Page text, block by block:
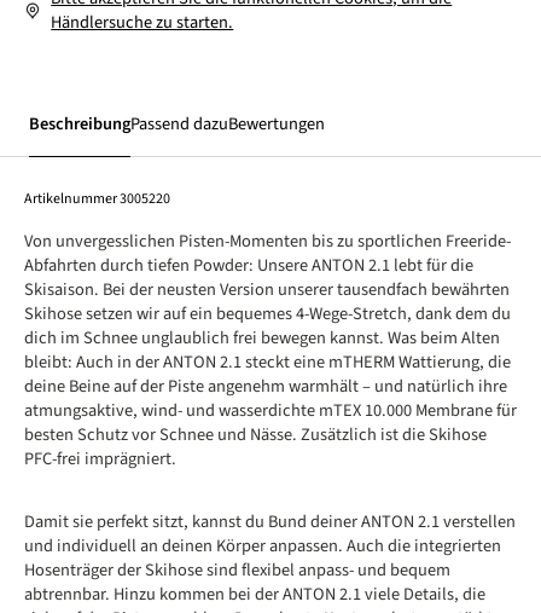
Händlersuche zu starten.
BeschreibungPassend dazuBewertungen
Artikelnummer3005220
Von unvergesslichen Pisten-Momenten bis zu sportlichen Freeride-
Abfahrten durch tiefen Powder: Unsere ANTON 2.1 lebt für die
Skisaison. Bei der neusten Version unserer tausendfach bewährten
Skihose setzen wir auf ein bequemes 4-Wege-Stretch, dank dem du
dich im Schnee unglaublich frei bewegen kannst. Was beim Alten
bleibt: Auch in der ANTON 2.1 steckt eine mTHERM Wattierung, die
deine Beine auf der Piste angenehm warmhält – und natürlich ihre
atmungsaktive, wind- und wasserdichte mTEX 10.000 Membrane für
besten Schutz vor Schnee und Nässe. Zusätzlich ist die Skihose
PFC-frei imprägniert.
Damit sie perfekt sitzt, kannst du Bund deiner ANTON 2.1 verstellen
und individuell an deinen Körper anpassen. Auch die integrierten
Hosenträger der Skihose sind flexibel anpass- und bequem
abtrennbar. Hinzu kommen bei der ANTON 2.1 viele Details, die